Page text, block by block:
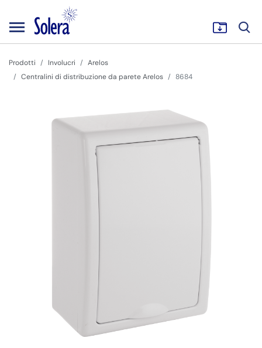
Prodotti Involucri
Arelos
Centralini di distribuzione da parete Arelos
8684